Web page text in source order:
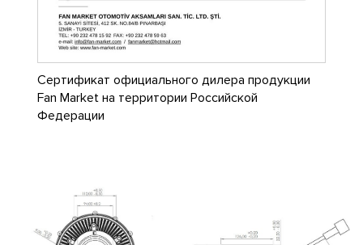
Сертификат официального дилера продукции
Fan Market на территории Российской
Федерации